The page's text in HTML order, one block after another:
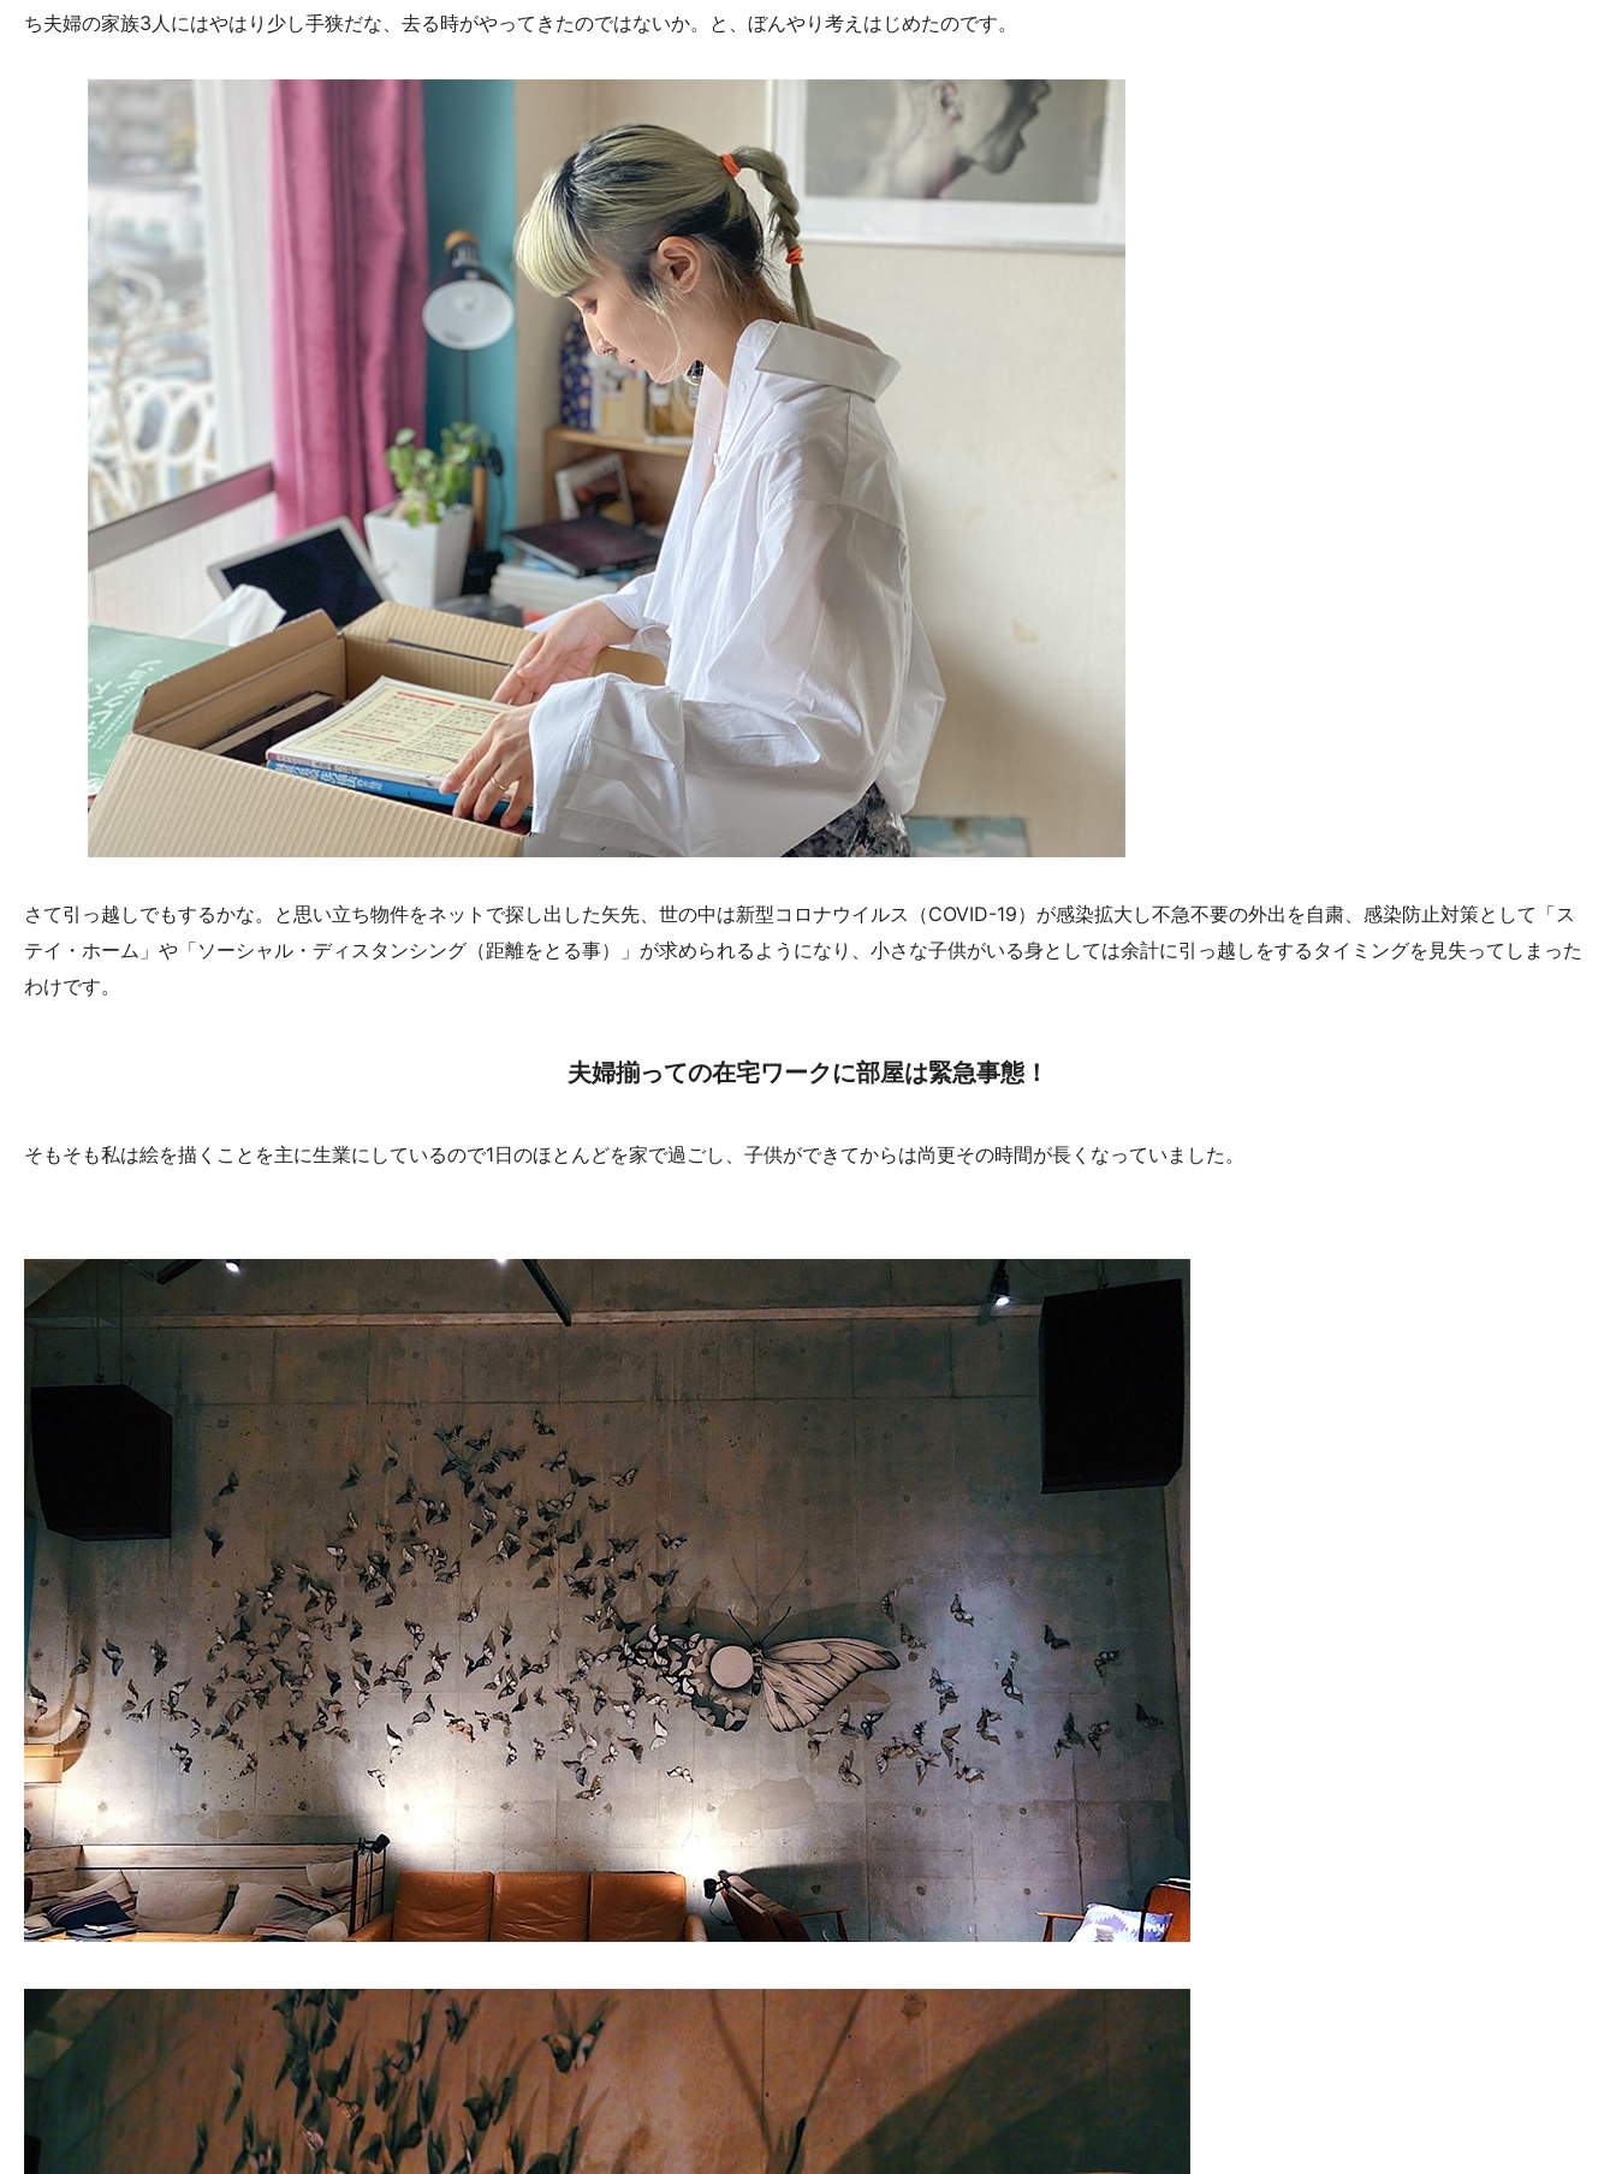
ち夫婦の家族3人にはやはり少し手狭だな、去る時がやってきたのではないか。と、ぼんやり考えはじめたのです。
さて引っ越しでもするかな。と思い立ち物件をネットで探し出した矢先、世の中は新型コロナウイルス（COVID-19）が感染拡大し不急不要の外出を自粛、感染防止対策として「ス
テイ・ホーム」や「ソーシャル・ディスタンシング（距離をとる事）」が求められるようになり、小さな子供がいる身としては余計に引っ越しをするタイミングを見失ってしまった
わけです。
夫婦揃っての在宅ワークに部屋は緊急事態！
そもそも私は絵を描くことを主に生業にしているので1日のほとんどを家で過ごし、子供ができてからは尚更その時間が長くなっていました。